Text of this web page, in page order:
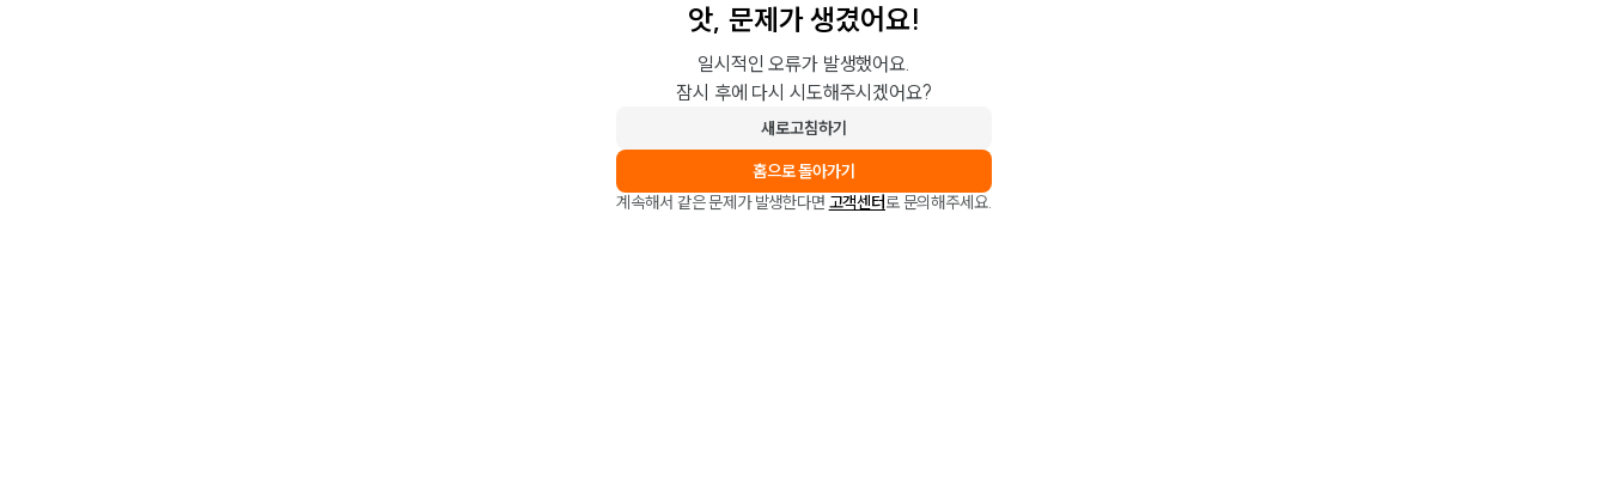
앗, 문제가 생겼어요!
일시적인 오류가 발생했어요.
잠시 후에 다시 시도해주시겠어요?
새로고침하기
홈으로 돌아가기
계속해서 같은 문제가 발생한다면 고객센터로 문의해주세요.